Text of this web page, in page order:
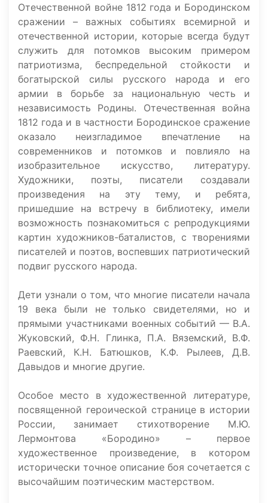
Отечественной войне 1812 года и Бородинском
сражении – важных событиях всемирной и
отечественной истории, которые всегда будут
служить для потомков высоким примером
патриотизма, беспредельной стойкости и
богатырской силы русского народа и его
армии в борьбе за национальную честь и
независимость Родины. Отечественная война
1812 года и в частности Бородинское сражение
оказало неизгладимое впечатление на
современников и потомков и повлияло на
изобразительное искусство, литературу.
Художники, поэты, писатели создавали
произведения на эту тему, и ребята,
пришедшие на встречу в библиотеку, имели
возможность познакомиться с репродукциями
картин художников-баталистов, с творениями
писателей и поэтов, воспевших патриотический
подвиг русского народа.
Дети узнали о том, что многие писатели начала
19 века были не только свидетелями, но и
прямыми участниками военных событий — В.А.
Жуковский, Ф.Н. Глинка, П.А. Вяземский, В.Ф.
Раевский, К.Н. Батюшков, К.Ф. Рылеев, Д.В.
Давыдов и многие другие.
Особое место в художественной литературе,
посвященной героической странице в истории
России, занимает стихотворение М.Ю.
Лермонтова «Бородино» – первое
художественное произведение, в котором
исторически точное описание боя сочетается с
высочайшим поэтическим мастерством.